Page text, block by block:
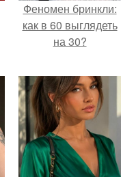
Феномен бринкли:
как в 60 выглядеть
на 30?